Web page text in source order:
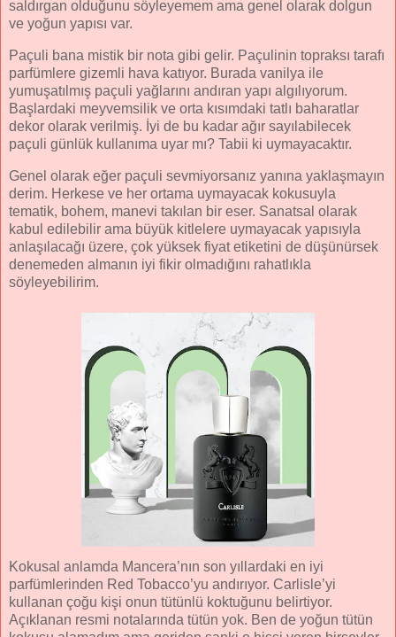
saldırgan olduğunu söyleyemem ama genel olarak dolgun
ve yoğun yapısı var.
Paçuli bana mistik bir nota gibi gelir. Paçulinin topraksı tarafı
parfümlere gizemli hava katıyor. Burada vanilya ile
yumuşatılmış paçuli yağlarını andıran yapı algılıyorum.
Başlardaki meyvemsilik ve orta kısımdaki tatlı baharatlar
dekor olarak verilmiş. İyi de bu kadar ağır sayılabilecek
paçuli günlük kullanıma uyar mı? Tabii ki uymayacaktır.
Genel olarak eğer paçuli sevmiyorsanız yanına yaklaşmayın
derim. Herkese ve her ortama uymayacak kokusuyla
tematik, bohem, manevi takılan bir eser. Sanatsal olarak
kabul edilebilir ama büyük kitlelere uymayacak yapısıyla
anlaşılacağı üzere, çok yüksek fiyat etiketini de düşünürsek
denemeden almanın iyi fikir olmadığını rahatlıkla
söyleyebilirim.
Kokusal anlamda Mancera’nın son yıllardaki en iyi
parfümlerinden Red Tobacco’yu andırıyor. Carlisle’yi
kullanan çoğu kişi onun tütünlü koktuğunu belirtiyor.
Açıklanan resmi notalarında tütün yok. Ben de yoğun tütün